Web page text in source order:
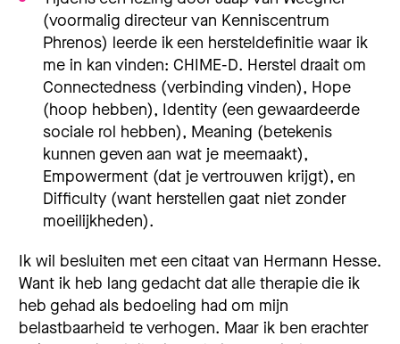
(voormalig directeur van Kenniscentrum
Phrenos) leerde ik een hersteldefinitie waar ik
me in kan vinden: CHIME-D. Herstel draait om
Connectedness (verbinding vinden), Hope
(hoop hebben), Identity (een gewaardeerde
sociale rol hebben), Meaning (betekenis
kunnen geven aan wat je meemaakt),
Empowerment (dat je vertrouwen krijgt), en
Difficulty (want herstellen gaat niet zonder
moeilijkheden).
Ik wil besluiten met een citaat van Hermann Hesse.
Want ik heb lang gedacht dat alle therapie die ik
heb gehad als bedoeling had om mijn
belastbaarheid te verhogen. Maar ik ben erachter